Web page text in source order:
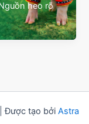
heo rõ
Được tạo bởi Astra